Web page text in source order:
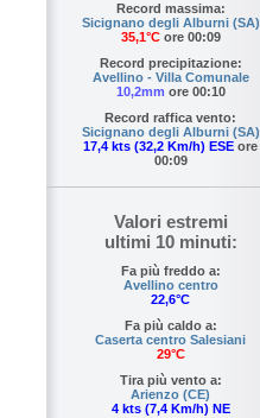
Record massima:
Sicignano degli Alburni (SA)
35,1°Core 00:09
Record precipitazione:
Avellino - Villa Comunale
10,2mm ore 00:10
Record raffica vento:
Sicignano degli Alburni (SA)
17,4 kts (32,2 Km/h) ESE ore
00:09
Valori estremi
ultimi 10 minuti:
Fa più freddo a:
Avellino centro
22,6°C
Fa più caldo a:
Caserta centro Salesiani
29°C
Tira più vento a:
Arienzo (CE)
4 kts (7,4 Km/h) NE